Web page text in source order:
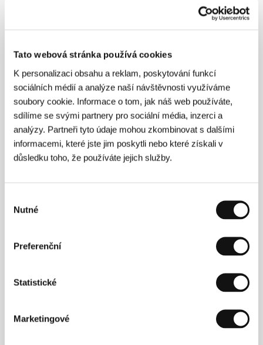
Tato webová stránka používá cookies
K personalizaci obsahu a reklam, poskytování funkcí
sociálních médií a analýze naší návštěvnosti využíváme
soubory cookie. Informace o tom, jak náš web používáte,
sdílíme se svými partnery pro sociální média, inzerci a
analýzy. Partneři tyto údaje mohou zkombinovat s dalšími
informacemi, které jste jim poskytli nebo které získali v
důsledku toho, že používáte jejich služby.
souhlasu
Nutné
Preferenční
Statistické
Marketingové
Sébastien Pilote
(1973, Chicoutimi, Kanada) pochází
z quebeckého regionu Saguenay, ve kterém stále žije
snímek
Dust Bowl Ha! Ha!
místní továrny. Film byl uveden na festivalu v Torontu